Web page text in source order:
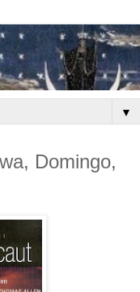
▼
Domingo,